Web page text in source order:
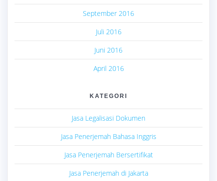
September 2016
Juli 2016
Juni 2016
April 2016
KATEGORI
Jasa Legalisasi Dokumen
Jasa Penerjemah Bahasa Inggris
Jasa Penerjemah Bersertifikat
Jasa Penerjemah di Jakarta